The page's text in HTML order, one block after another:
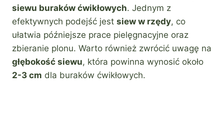
siewu buraków ćwikłowych. Jednym z
efektywnych podejść jest siew w rzędy, co
ułatwia późniejsze prace pielęgnacyjne oraz
zbieranie plonu. Warto również zwrócić uwagę na
głębokość siewu, która powinna wynosić około
2-3 cm dla buraków ćwikłowych.